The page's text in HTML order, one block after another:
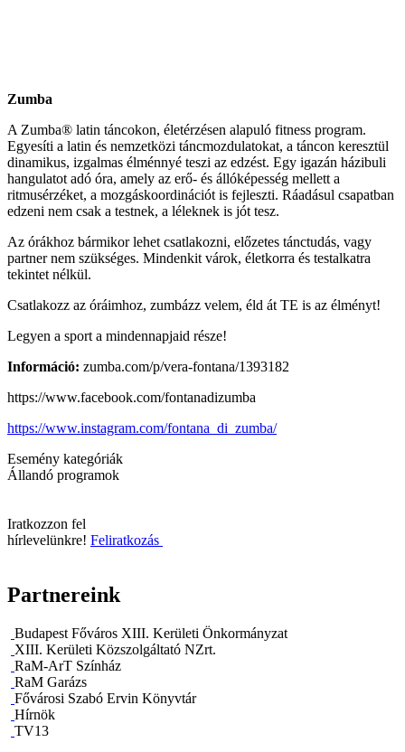
Zumba
A Zumba® latin táncokon, életérzésen alapuló fitness program.
Egyesíti a latin és nemzetközi táncmozdulatokat, a táncon keresztül
dinamikus, izgalmas élménnyé teszi az edzést. Egy igazán házibuli
hangulatot adó óra, amely az erő- és állóképesség mellett a
ritmusérzéket, a mozgáskoordinációt is fejleszti. Ráadásul csapatban
edzeni nem csak a testnek, a léleknek is jót tesz.
Az órákhoz bármikor lehet csatlakozni, előzetes tánctudás, vagy
partner nem szükséges. Mindenkit várok, életkorra és testalkatra
tekintet nélkül.
Csatlakozz az óráimhoz, zumbázz velem, éld át TE is az élményt!
Legyen a sport a mindennapjaid része!
Információ: zumba.com/p/vera-fontana/1393182
https://www.facebook.com/fontanadizumba
https://www.instagram.com/fontana_di_zumba/
Esemény kategóriák
Állandó programok
Iratkozzon fel
hírlevelünkre! Feliratkozás
Partnereink
Budapest Főváros XIII. Kerületi Önkormányzat
XIII. Kerületi Közszolgáltató NZrt.
RaM-ArT Színház
RaM Garázs
Fővárosi Szabó Ervin Könyvtár
Hírnök
TV13